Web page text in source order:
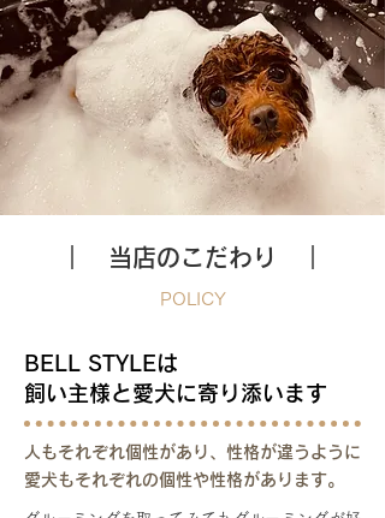
｜ 当店のこだわり ｜
POLICY
BELL STYLEは
飼い主様と愛犬に寄り添います
人もそれぞれ個性があり、性格が違うように
愛犬もそれぞれの個性や性格があります。